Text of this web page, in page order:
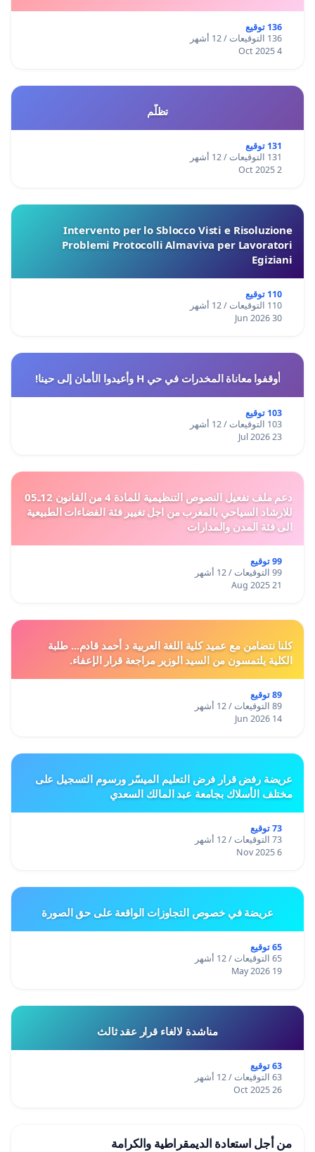
136 توقيع
136 التوقيعات / 12 أشهر
4 Oct 2025
تظلّم
131 توقيع
131 التوقيعات / 12 أشهر
2 Oct 2025
Intervento per lo Sblocco Visti e Risoluzione
Problemi Protocolli Almaviva per Lavoratori
Egiziani
110 توقيع
110 التوقيعات / 12 أشهر
30 Jun 2026
أوقفوا معاناة المخدرات في حي H وأعيدوا الأمان إلى حينا!
103 توقيع
103 التوقيعات / 12 أشهر
23 Jul 2026
دعم ملف تفعيل النصوص التنظيمية للمادة 4 من القانون 12ـ05
للارشاد السياحي بالمغرب من اجل تغيير فئة الفضاءات الطبيعية
الى فئة المدن والمدارات
99 توقيع
99 التوقيعات / 12 أشهر
21 Aug 2025
كلنا نتضامن مع عميد كلية اللغة العربية د أحمد قادم... طلبة
الكلية يلتمسون من السيد الوزير مراجعة قرار الإعفاء.
89 توقيع
89 التوقيعات / 12 أشهر
14 Jun 2026
عريضة رفض قرار فرض التعليم الميسّر ورسوم التسجيل على
مختلف الأسلاك بجامعة عبد المالك السعدي
73 توقيع
73 التوقيعات / 12 أشهر
6 Nov 2025
عريضة في خصوص التجاوزات الواقعة على حق الصورة
65 توقيع
65 التوقيعات / 12 أشهر
19 May 2026
مناشدة لالغاء قرار عقد ثالث
63 توقيع
63 التوقيعات / 12 أشهر
26 Oct 2025
من أجل استعادة الديمقراطية والكرامة